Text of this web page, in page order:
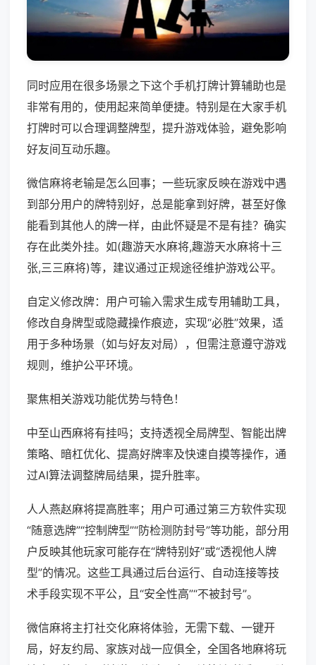
同时应用在很多场景之下这个手机打牌计算辅助也是
非常有用的，使用起来简单便捷。特别是在大家手机
打牌时可以合理调整牌型，提升游戏体验，避免影响
好友间互动乐趣。
微信麻将老输是怎么回事；一些玩家反映在游戏中遇
到部分用户的牌特别好，总是能拿到好牌，甚至好像
能看到其他人的牌一样，由此怀疑是不是有挂？确实
存在此类外挂。如(趣游天水麻将,趣游天水麻将十三
张,三三麻将)等，建议通过正规途径维护游戏公平。
自定义修改牌：用户可输入需求生成专用辅助工具，
修改自身牌型或隐藏操作痕迹，实现“必胜”效果，适
用于多种场景（如与好友对局），但需注意遵守游戏
规则，维护公平环境。
聚焦相关游戏功能优势与特色！
中至山西麻将有挂吗；支持透视全局牌型、智能出牌
策略、暗杠优化、提高好牌率及快速自摸等操作，通
过AI算法调整牌局结果，提升胜率。
人人燕赵麻将提高胜率；用户可通过第三方软件实现
“随意选牌”“控制牌型”“防检测防封号”等功能，部分用
户反映其他玩家可能存在“牌特别好”或“透视他人牌
型”的情况。这些工具通过后台运行、自动连接等技
术手段实现不平公，且“安全性高”“不被封号”。
微信麻将主打社交化麻将体验，无需下载、一键开
局，好友约局、家族对战一应俱全，全国各地麻将玩